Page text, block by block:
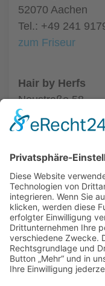
52070 Aachen
Tel.: +49 241
zum Friseur
Hair by Herfs
Neustraße 58
52066 Aachen
Tel.: +49 241
ALLGEMEIN
FRISEURE